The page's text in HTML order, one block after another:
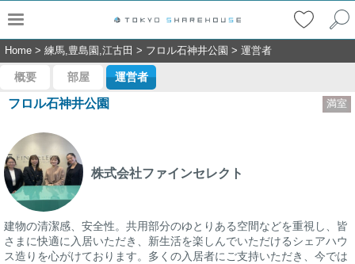
Home > 練馬,豊島園,江古田 > フロル石神井公園 > 運営者
概要 部屋 運営者
フロル石神井公園 満室
株式会社ファインセレクト
建物の清潔感、安全性。共用部分のゆとりある空間などを重視し、皆
さまに快適に入居いただき、新生活を楽しんでいただけるシェアハウ
ス造りを心がけております。多くの入居者にご支持いただき、今では